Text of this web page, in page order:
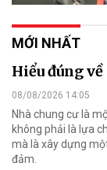
MỚI NHẤT
Hiểu đúng
08/08/2026 14:05
Nhà chung cư là
không phải là lựa
mà là xây dựng
đảm.